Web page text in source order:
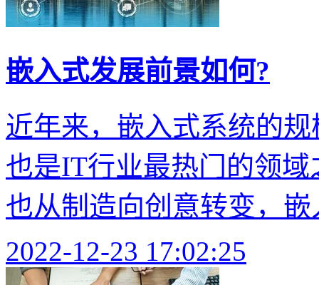
嵌入式发展前景如何?
近年来，嵌入式系统的
也是IT行业最热门的领
也从制造向创意转变，
2022-12-23 17:02:25